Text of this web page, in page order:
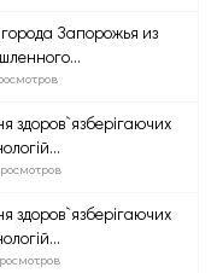
Запорожья из
здоров`язберігаючих
здоров`язберігаючих